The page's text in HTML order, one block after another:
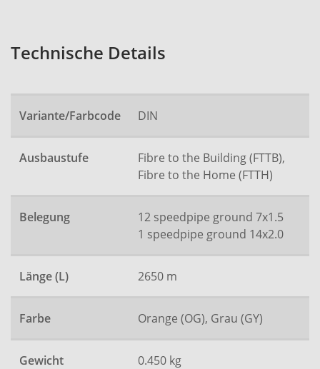
Technische Details
Variante/Farbcode DIN
Ausbaustufe
Fibre to the Building (FTTB),
Fibre to the Home (FTTH)
Belegung
12 speedpipe ground 7x1.5
1 speedpipe ground 14x2.0
Länge (L) 2650 m
Farbe Orange (OG), Grau (GY)
Gewicht 0.450 kg